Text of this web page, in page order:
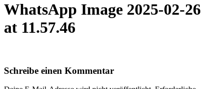
WhatsApp Image 2025-02-26
at 11.57.46
Schreibe einen Kommentar